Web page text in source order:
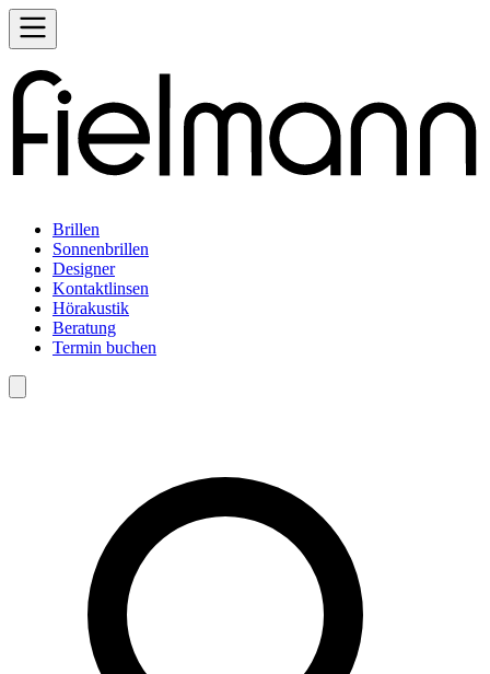
Brillen
Sonnenbrillen
Designer
Kontaktlinsen
Hörakustik
Beratung
Termin buchen